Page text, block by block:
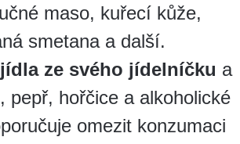
maso, kuřecí kůže,
smetana a další.
ze svého jídelníčku a
pepř, hořčice a alkoholické
omezit konzumaci